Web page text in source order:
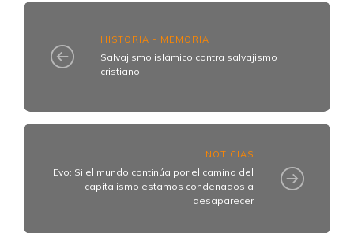
HISTORIA - MEMORIA
Salvajismo islámico contra salvajismo
cristiano
NOTICIAS
Evo: Si el mundo continúa por el camino del
capitalismo estamos condenados a
desaparecer